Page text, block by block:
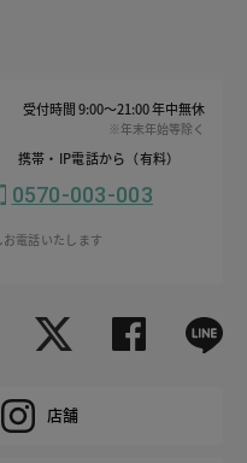
受付時間 9:00～21:00 年中無休
※年末年始等除く
携帯・IP電話から（有料）
0570-003-003
電話いたします
店舗